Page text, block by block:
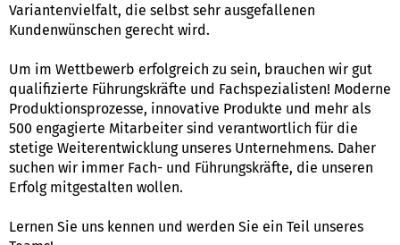
Variantenvielfalt, die selbst sehr ausgefallenen
Kundenwünschen gerecht wird.
Um im Wettbewerb erfolgreich zu sein, brauchen wir gut
qualifizierte Führungskräfte und Fachspezialisten! Moderne
Produktionsprozesse, innovative Produkte und mehr als
500 engagierte Mitarbeiter sind verantwortlich für die
stetige Weiterentwicklung unseres Unternehmens. Daher
suchen wir immer Fach- und Führungskräfte, die unseren
Erfolg mitgestalten wollen.
Lernen Sie uns kennen und werden Sie ein Teil unseres